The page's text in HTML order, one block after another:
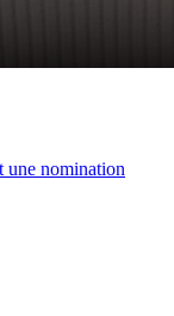
nomination